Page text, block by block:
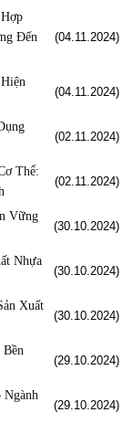
Đến
(04.11.2024)
(04.11.2024)
(02.11.2024)
Thể:
(02.11.2024)
Vững
(30.10.2024)
Nhựa
(30.10.2024)
Xuất
(30.10.2024)
(29.10.2024)
Ngành
(29.10.2024)